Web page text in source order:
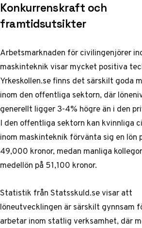
Konkurrenskraft och
framtidsutsikter
Arbetsmarknaden för civilingenjörer
maskinteknik visar mycket positiva
Yrkeskollen.sefinns det särskilt goda
inom den offentliga sektorn, där
generellt ligger 3-4% högre än i den
I den offentliga sektorn kan kvinnliga
inom maskinteknik förvänta sig en lön
49,000 kronor, medan manliga
medellön på 51,100 kronor.
Statistik frånStatsskuld.sevisar att
löneutvecklingen är särskilt gynnsam
arbetar inom statlig verksamhet, där